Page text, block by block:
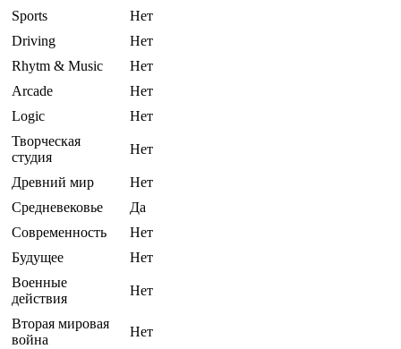
Sports
Нет
Driving
Нет
Rhytm & Music
Нет
Arcade
Нет
Logic
Нет
Творческая
студия
Нет
Древний мир
Нет
Средневековье
Да
Современность
Нет
Будущее
Нет
Военные
действия
Нет
Вторая мировая
война
Нет